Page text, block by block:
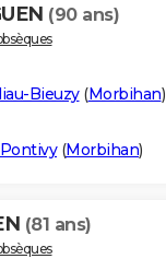
(90 ans)
Bieuzy(Morbihan)
(Morbihan)
(81 ans)